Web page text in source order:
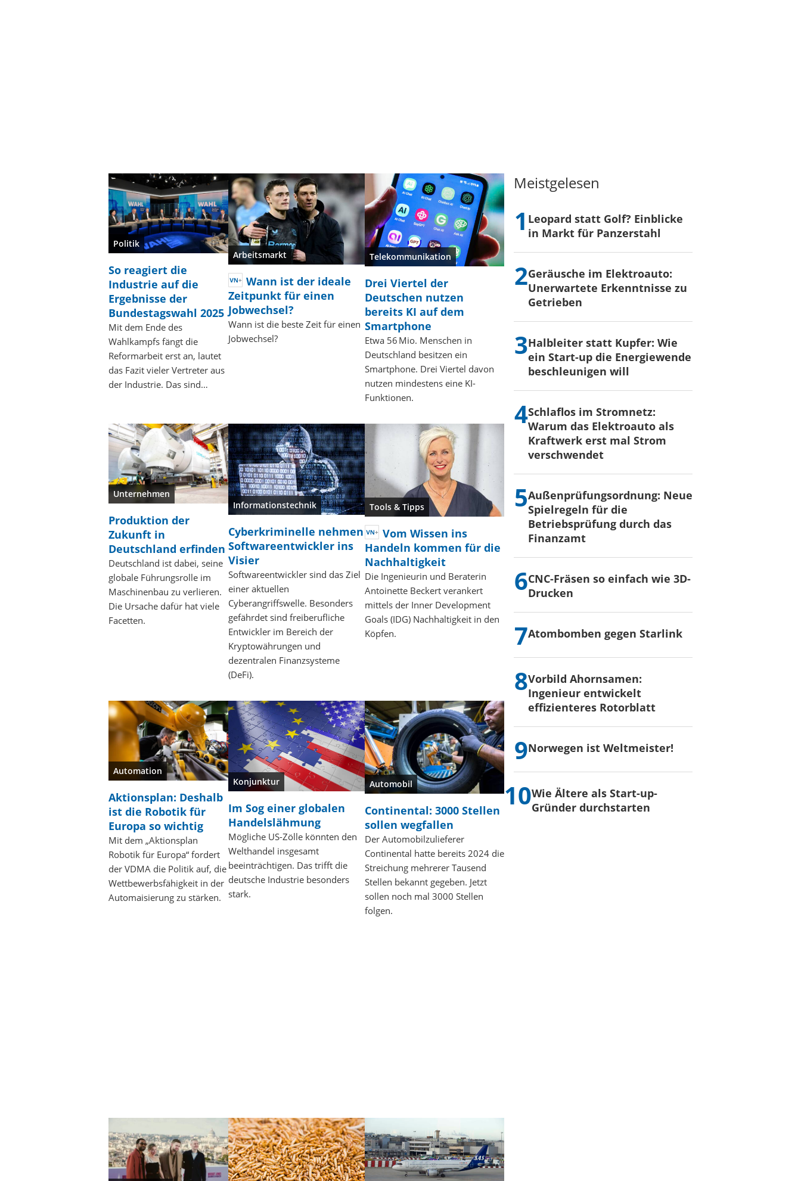
Politik
So reagiert die
Industrie auf die
Ergebnisse der
Bundestagswahl 2025
Mit dem Ende des
Wahlkampfs fängt die
Reformarbeit erst an, lautet
das Fazit vieler Vertreter aus
der Industrie. Das sind…
Arbeitsmarkt
Wann ist der ideale
Zeitpunkt für einen
Jobwechsel?
Wann ist die beste Zeit für einen
Jobwechsel?
Telekommunikation
Drei Viertel der
Deutschen nutzen
bereits KI auf dem
Smartphone
Etwa 56 Mio. Menschen in
Deutschland besitzen ein
Smartphone. Drei Viertel davon
nutzen mindestens eine KI-
Funktionen.
Unternehmen
Produktion der
Zukunft in
Deutschland erfinden
Deutschland ist dabei, seine
globale Führungsrolle im
Maschinenbau zu verlieren.
Die Ursache dafür hat viele
Facetten.
Informationstechnik
Cyberkriminelle nehmen
Softwareentwickler ins
Visier
Softwareentwickler sind das Ziel
einer aktuellen
Cyberangriffswelle. Besonders
gefährdet sind freiberufliche
Entwickler im Bereich der
Kryptowährungen und
dezentralen Finanzsysteme
(DeFi).
Tools & Tipps
Vom Wissen ins
Handeln kommen für die
Nachhaltigkeit
Die Ingenieurin und Beraterin
Antoinette Beckert verankert
mittels der Inner Development
Goals (IDG) Nachhaltigkeit in den
Köpfen.
Automation
Aktionsplan: Deshalb
ist die Robotik für
Europa so wichtig
Mit dem „Aktionsplan
Robotik für Europa“ fordert
der VDMA die Politik auf, die
Wettbewerbsfähigkeit in der
Automaisierung zu stärken.
Konjunktur
Im Sog einer globalen
Handelslähmung
Mögliche US-Zölle könnten den
Welthandel insgesamt
beeinträchtigen. Das trifft die
deutsche Industrie besonders
stark.
Automobil
Continental: 3000 Stellen
sollen wegfallen
Der Automobilzulieferer
Continental hatte bereits 2024 die
Streichung mehrerer Tausend
Stellen bekannt gegeben. Jetzt
sollen noch mal 3000 Stellen
folgen.
Meistgelesen
Leopard statt Golf? Einblicke
in Markt für Panzerstahl
Geräusche im Elektroauto:
Unerwartete Erkenntnisse zu
Getrieben
Halbleiter statt Kupfer: Wie
ein Start-up die Energiewende
beschleunigen will
Schlaflos im Stromnetz:
Warum das Elektroauto als
Kraftwerk erst mal Strom
verschwendet
Außenprüfungsordnung: Neue
Spielregeln für die
Betriebsprüfung durch das
Finanzamt
CNC-Fräsen so einfach wie 3D-
Drucken
Atombomben gegen Starlink
Vorbild Ahornsamen:
Ingenieur entwickelt
effizienteres Rotorblatt
Norwegen ist Weltmeister!
Wie Ältere als Start-up-
Gründer durchstarten